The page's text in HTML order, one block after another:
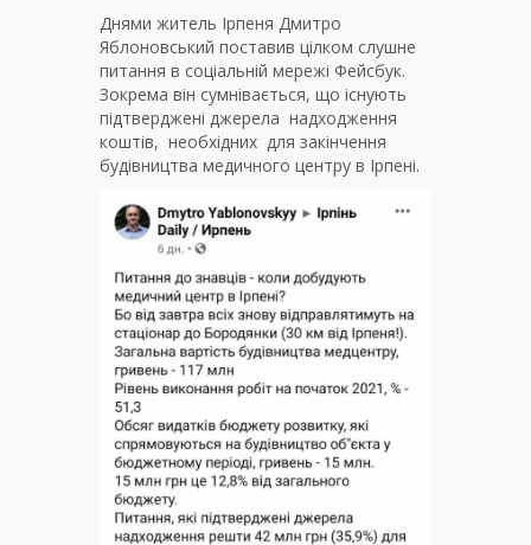
Днями житель Ірпеня Дмитро
Яблоновський поставив цілком слушне
питання в соціальній мережі Фейсбук.
Зокрема він сумнівається, що існують
підтверджені джерела надходження
коштів, необхідних для закінчення
будівництва медичного центру в Ірпені.